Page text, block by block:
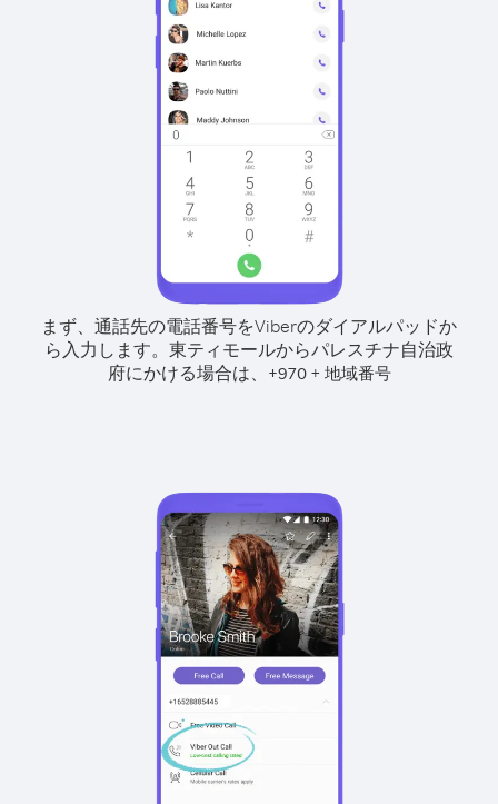
まず、通話先の電話番号をViberのダイアルパッドか
ら入力します。 東ティモールからパレスチナ自治政
府にかける場合は、
+970+ 地域番号